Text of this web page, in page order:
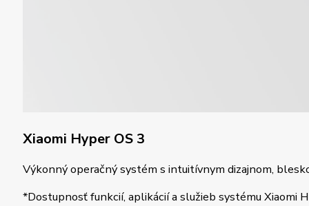
Xiaomi Hyper OS 3
Výkonný operačný systém s intuitívnym dizajnom,
*Dostupnosť funkcií, aplikácií a služieb systému Xiaomi